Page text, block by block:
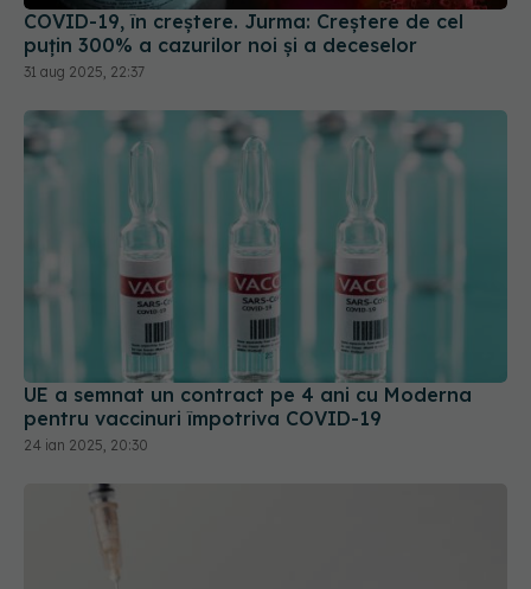
COVID-19, în creștere. Jurma: Creștere de cel
puțin 300% a cazurilor noi și a deceselor
31 aug 2025, 22:37
UE a semnat un contract pe 4 ani cu Moderna
pentru vaccinuri împotriva COVID-19
24 ian 2025, 20:30